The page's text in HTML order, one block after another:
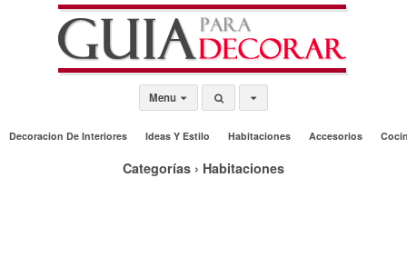
Menu
Decoracion De Interiores Ideas Y Estilo Habitaciones Accesorios
Categorías › Habitaciones